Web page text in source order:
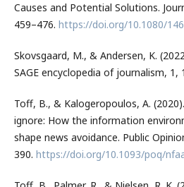
Causes and Potential Solutions.
459–476. https://doi.org/10.1080/
Skovsgaard, M., & Andersen, K.
SAGE encyclopedia of journalism, 1,
Toff, B., & Kalogeropoulos, A.
ignore: How the information
shape news avoidance. Public
390. https://doi.org/10.1093/poq/